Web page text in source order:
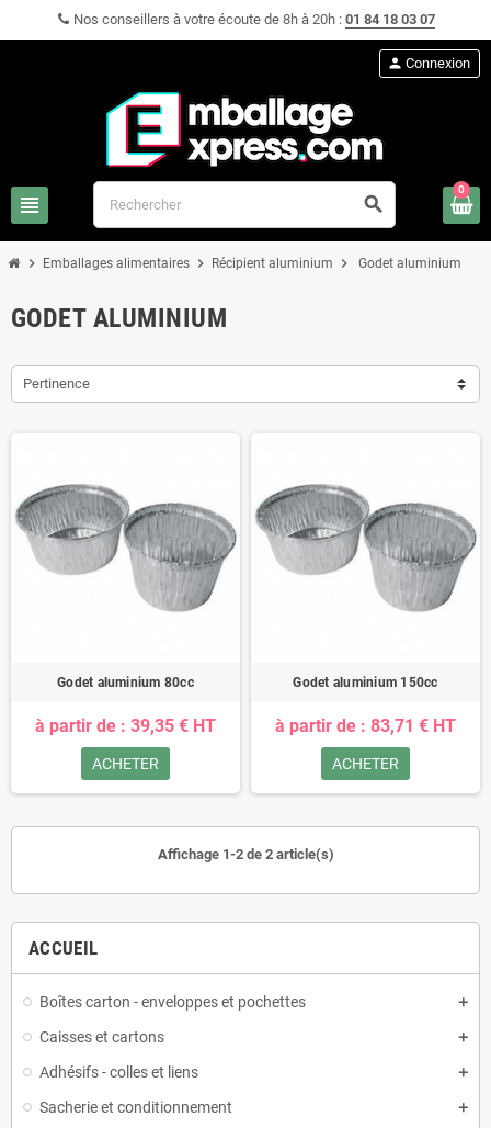
Nos conseillers à votre écoute de 8h à 20h : 01 84 18 03 07
view_headline search
person Connexion
0
chevron_right Emballages alimentaires chevron_right Récipient aluminium chevron_right Godet aluminium
ACCUEIL
Boîtes carton - enveloppes et pochettes
Caisses et cartons
Adhésifs - colles et liens
Sacherie et conditionnement
GODET ALUMINIUM
Pertinence
Godet aluminium 80cc
à partir de : 39,35 € HT
ACHETER
Godet aluminium 150cc
à partir de : 83,71 € HT
ACHETER
Affichage 1-2 de 2 article(s)